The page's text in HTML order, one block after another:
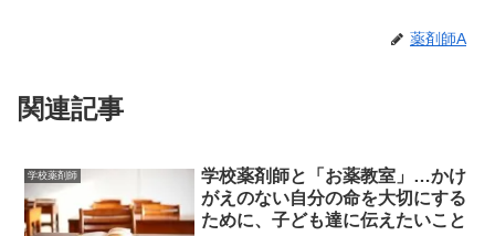
薬剤師A
関連記事
学校薬剤師
学校薬剤師と「お薬教室」…かけ
がえのない自分の命を大切にする
ために、子ども達に伝えたいこと